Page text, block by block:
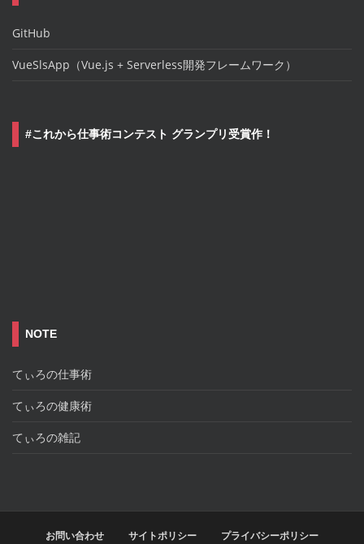
GitHub
VueSlsApp（Vue.js + Serverless開発フレームワーク）
#これから仕事術コンテスト グランプリ受賞作！
NOTE
てぃろの仕事術
てぃろの健康術
てぃろの雑記
お問い合わせ サイトポリシー プライバシーポリシー